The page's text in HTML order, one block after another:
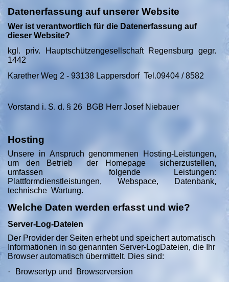
Datenerfassung auf unserer Website
Wer ist verantwortlich für die Datenerfassung auf
dieser Website?
kgl. priv. Hauptschützengesellschaft Regensburg gegr.
1442
Karether Weg 2 - 93138 Lappersdorf Tel.09404 / 8582
Vorstand i. S. d. § 26 BGB Herr Josef Niebauer
Hosting
Unsere in Anspruch genommenen Hosting-Leistungen,
um den Betrieb der Homepage sicherzustellen,
umfassen folgende Leistungen:
Plattformdienstleistungen, Webspace, Datenbank,
technische Wartung.
Welche Daten werden erfasst und wie?
Server-Log-Dateien
Der Provider der Seiten erhebt und speichert automatisch
Informationen in so genannten Server-LogDateien, die Ihr
Browser automatisch übermittelt. Dies sind:
·
Browsertyp und Browserversion